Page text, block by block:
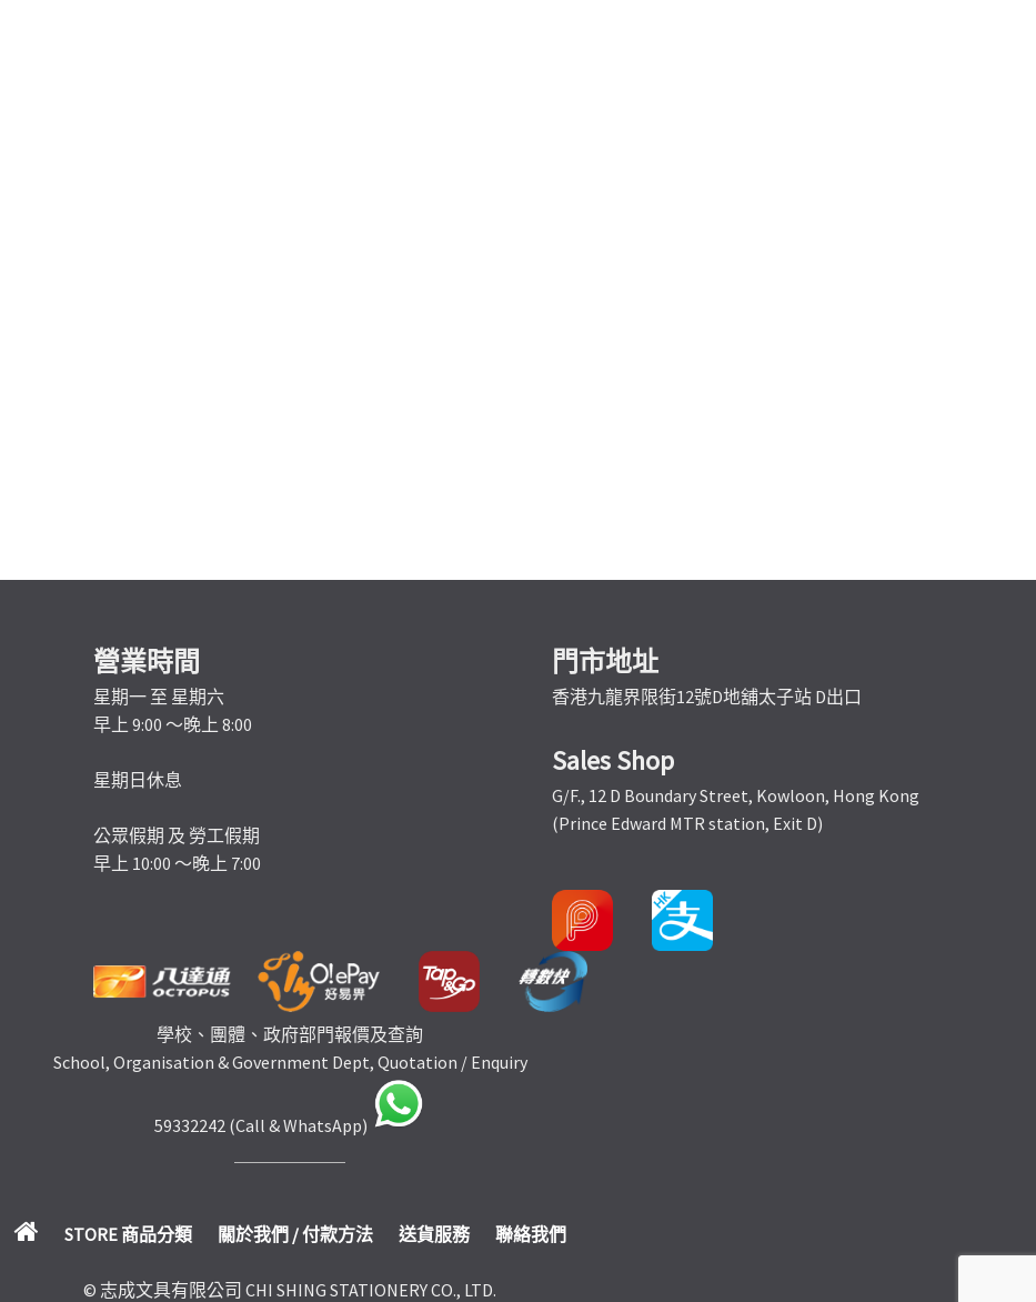
營業時間
星期一 至 星期六
早上 9:00 ～晚上 8:00
星期日休息
公眾假期 及 勞工假期
早上 10:00 ～晚上 7:00
門市地址
香港九龍界限街12號D地舖太子站 D出口
Sales Shop
G/F., 12 D Boundary Street, Kowloon, Hong Kong
(Prince Edward MTR station, Exit D)
學校、團體、政府部門報價及查詢
School, Organisation & Government Dept, Quotation / Enquiry
59332242 (Call & WhatsApp)
STORE 商品分類 關於我們 / 付款方法 送貨服務 聯絡我們
© 志成文具有限公司 CHI SHING STATIONERY CO., LTD.